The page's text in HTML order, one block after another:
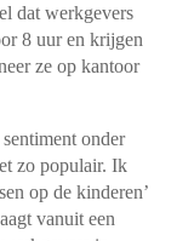
dat werkgevers
8 uur en krijgen
ze op kantoor
onder
zo populair. Ik
op de kinderen’
vanuit een